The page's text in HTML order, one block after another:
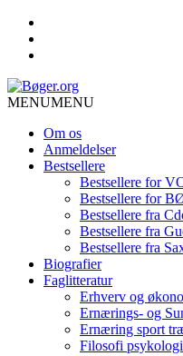
MENUMENU
Om os
Anmeldelser
Bestsellere
Bestsellere for
Bestsellere for
Bestsellere fra
Bestsellere fra
Bestsellere fra
Biografier
Faglitteratur
Erhverv og
Ernærings- og
Ernæring sport
Filosofi